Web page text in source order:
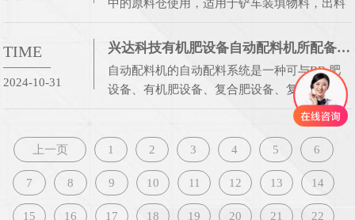
中的原料仓使用，适用于铲车装填物料，出料
时可实现匀速不间断输出，从而节省人工，提
高工作效率。 该机由机架、壳体、缓冲网、输
TIME
2024-10-31
兴达科技有机肥设备自动配料机所配备的系统有哪些
自动配料机的自动配料系统是一种可与BB 肥
设备、有机肥设备、复合肥设备、复混肥设备
配套使用的自动配料装置，能 够根据客户需求
完成自动配比。该机用于多种原料各自称重、
配送混合、以代替人工台称或容积计量的
上一页 1 2 3 4 5 6
7 8 9 10 11 12 13 14
15 16 17 18 19 20 21 22